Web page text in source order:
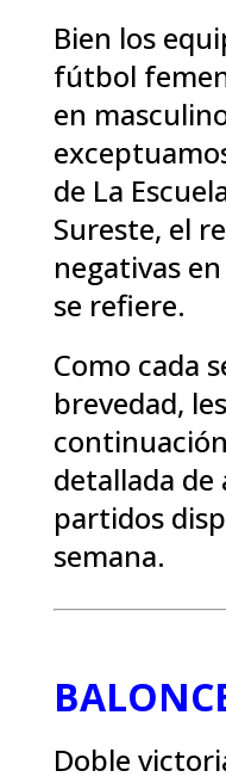
Bien los
fútbol
en
de La
Sureste, el
negativas
se refiere.
Como cada
brevedad,
detallada de
partidos
semana.
Doble